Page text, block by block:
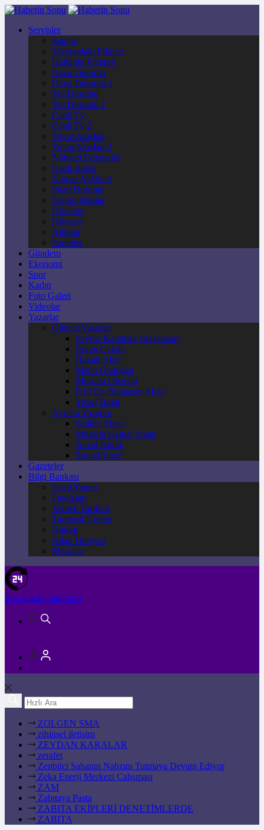
Servisler
Künye
Vizyondaki Filmler
Haftanin Filmleri
Hava Durumu
Hava Durumu 2
Yol Durumu
Yol Durumu 2
Canlı Tv
Canlı Tv 2
Yayın Akışları
Yayın Akışları 2
Nöbetçi Eczaneler
Canlı Borsa
Namaz Vakitleri
Puan Durumu
Kripto Paralar
Dövizler
Hisseler
Altınlar
Pariteler
Gündem
Ekonomi
Spor
Kadın
Foto Galeri
Videolar
Yazarlar
Güncel Yazarlar
Şeyma Karateke (Başyazar)
Erkan Çakıllı
Hakan Akın
Metin Özdoğan
Mustafa Düzenli
Prof Dr. Ramazan Abay
Yusuf Bolat
Ayrılan Yazarlar
Gülten Abacı
Mustafa Kemal Yonat
Neval Kütük
Şirvan Yüce
Gazeteler
Bilgi Bankası
Nasıl Yapılır
Faydaları
Yemek Tarifleri
Tarımsal Üretim
Hukuk
Kitap Dünyası
Mesajlar
Son dakika haberleri
ZOLGEN SMA
zihinsel iletişim
ZEYDAN KARALAR
zerafet
Zenbilci Sahanın Nabzını Tutmaya Devam Ediyor
Zeka Enerji Merkezi Çalışması
ZAM
Zabıtaya Pasta
ZABITA EKİPLERİ DENETİMLERDE
ZABITA